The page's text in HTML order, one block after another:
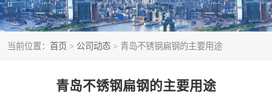
当前位置： 首页 > 公司动态 > 青岛不锈钢扁钢的主要用途
青岛不锈钢扁钢的主要用途
不锈钢人孔
不锈钢角钢
不锈钢板